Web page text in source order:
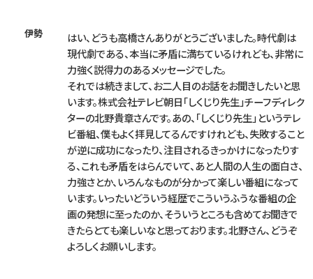
伊勢
はい、どうも高橋さんありがとうございました。時代劇は
現代劇である、本当に矛盾に満ちているけれども、非常に
力強く説得力のあるメッセージでした。
それでは続きまして、お二人目のお話をお聞きしたいと思
います。株式会社テレビ朝日「しくじり先生」チーフディレク
ターの北野貴章さんです。あの、「しくじり先生」というテレ
ビ番組、僕もよく拝見してるんですけれども、失敗すること
が逆に成功になったり、注目されるきっかけになったりす
る、これも矛盾をはらんでいて、あと人間の人生の面白さ、
力強さとか、いろんなものが分かって楽しい番組になって
います。いったいどういう経歴でこういうふうな番組の企
画の発想に至ったのか、そういうところも含めてお聞きで
きたらとても楽しいなと思っております。北野さん、どうぞ
よろしくお願いします。